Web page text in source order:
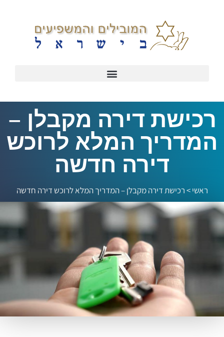
רכישת דירה מקבלן –
המדריך המלא לרוכש
דירה חדשה
ראשי>רכישת דירה מקבלן – המדריך המלא לרוכש דירה חדשה